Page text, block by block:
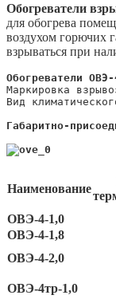
Oбoгрeвaтeли
для обогрева
воздухом горючих
взрываться при
Обогреватели ОВЭ-
Маркировка
Вид
Габаритно-
Наименование
ОВЭ-4-1,0
ОВЭ-4-1,8
ОВЭ-4-2,0
ОВЭ-4тр-1,0